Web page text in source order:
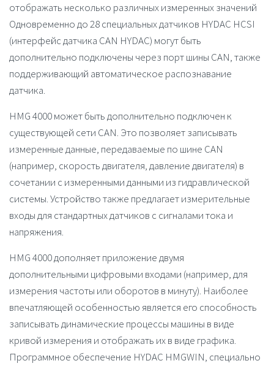
отображать несколько различных измеренных значений
Одновременно до 28 специальных датчиков HYDAC HCSI
(интерфейс датчика CAN HYDAC) могут быть
дополнительно подключены через порт шины CAN, также
поддерживающий автоматическое распознавание
датчика.
HMG 4000может быть дополнительно подключен к
существующей сети CAN. Это позволяет записывать
измеренные данные, передаваемые по шине CAN
(например, скорость двигателя, давление двигателя) в
сочетании с измеренными данными из гидравлической
системы. Устройство также предлагает измерительные
входы для стандартных датчиков с сигналами тока и
напряжения.
HMG 4000дополняет приложение двумя
дополнительными цифровыми входами (например, для
измерения частоты или оборотов в минуту). Наиболее
впечатляющей особенностью является его способность
записывать динамические процессы машины в виде
кривой измерения и отображать их в виде графика.
Программное обеспечение HYDAC HMGWIN, специально